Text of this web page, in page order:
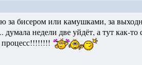
за бисером или камушками, за
недели две уйдёт, а тут как-то
процесс!!!!!!!!